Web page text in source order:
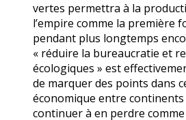
vertes permettra à la
l’empire comme la première
pendant plus longtemps
« réduire la bureaucratie et
écologiques » est
de marquer des points dans
économique entre continents
continuer à en perdre